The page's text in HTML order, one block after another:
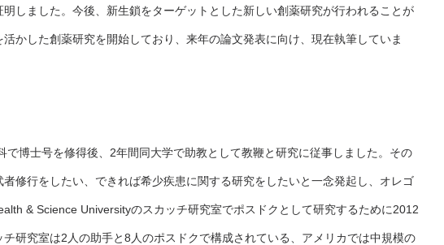
しました。今後、新生鎖をターゲットとした新しい創薬研究が行われることが
かした創薬研究を開始しており、来年の論文発表に向け、現在執筆していま
で博士号を修得後、2年間同大学で助教として教鞭と研究に従事しました。その
修行をしたい、できれば希少疾患に関する研究をしたいと一念発起し、オレゴ
& Science Universityのスカッチ研究室でポスドクとして研究するために2012
研究室は2人の助手と8人のポスドクで構成されている、アメリカでは中規模の